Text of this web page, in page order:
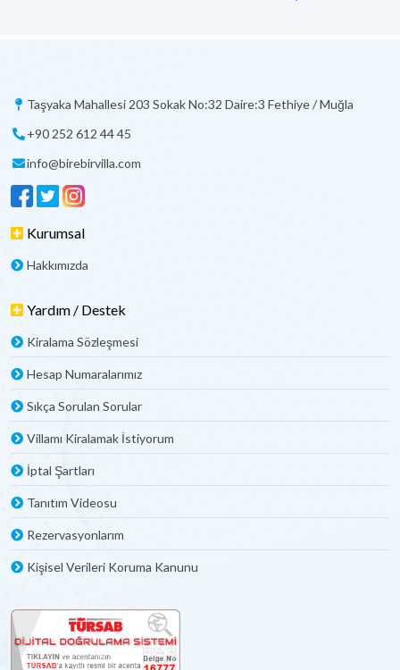
Taşyaka Mahallesi 203 Sokak No:32 Daire:3 Fethiye / Muğla
+90 252 612 44 45
info@birebirvilla.com
Kurumsal
Hakkımızda
Yardım / Destek
Kiralama Sözleşmesi
Hesap Numaralarımız
Sıkça Sorulan Sorular
Villamı Kiralamak İstiyorum
İptal Şartları
Tanıtım Videosu
Rezervasyonlarım
Kişisel Verileri Koruma Kanunu